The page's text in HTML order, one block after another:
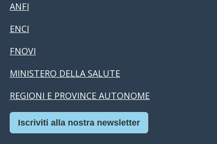
ANFI
ENCI
FNOVI
MINISTERO DELLA SALUTE
REGIONI E PROVINCE AUTONOME
Iscriviti alla nostra newsletter